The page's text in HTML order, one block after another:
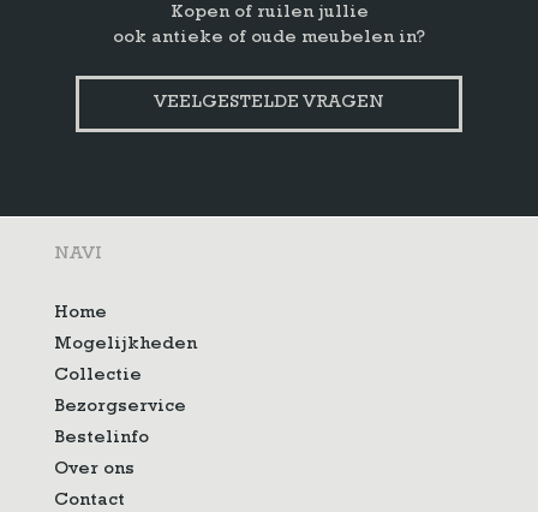
Kopen of ruilen jullie
ook antieke of oude meubelen in?
VEELGESTELDE VRAGEN
NAVI
Home
Mogelijkheden
Collectie
Bezorgservice
Bestelinfo
Over ons
Contact